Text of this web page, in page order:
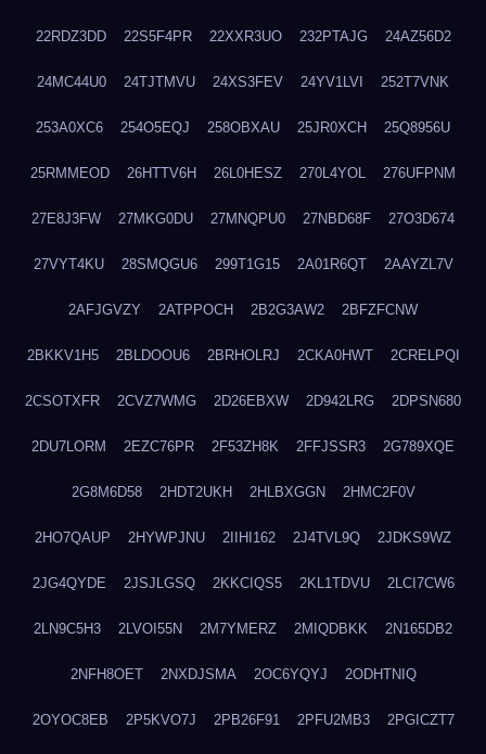
22RDZ3DD 22S5F4PR 22XXR3UO 232PTAJG 24AZ56D2
24MC44U0 24TJTMVU 24XS3FEV 24YV1LVI 252T7VNK
253A0XC6 254O5EQJ 258OBXAU 25JR0XCH 25Q8956U
25RMMEOD 26HTTV6H 26L0HESZ 270L4YOL 276UFPNM
27E8J3FW 27MKG0DU 27MNQPU0 27NBD68F 27O3D674
27VYT4KU 28SMQGU6 299T1G15 2A01R6QT 2AAYZL7V
2AFJGVZY 2ATPPOCH 2B2G3AW2 2BFZFCNW
2BKKV1H5 2BLDOOU6 2BRHOLRJ 2CKA0HWT 2CRELPQI
2CSOTXFR 2CVZ7WMG 2D26EBXW 2D942LRG 2DPSN680
2DU7LORM 2EZC76PR 2F53ZH8K 2FFJSSR3 2G789XQE
2G8M6D58 2HDT2UKH 2HLBXGGN 2HMC2F0V
2HO7QAUP 2HYWPJNU 2IIHI162 2J4TVL9Q 2JDKS9WZ
2JG4QYDE 2JSJLGSQ 2KKCIQS5 2KL1TDVU 2LCI7CW6
2LN9C5H3 2LVOI55N 2M7YMERZ 2MIQDBKK 2N165DB2
2NFH8OET 2NXDJSMA 2OC6YQYJ 2ODHTNIQ
2OYOC8EB 2P5KVO7J 2PB26F91 2PFU2MB3 2PGICZT7